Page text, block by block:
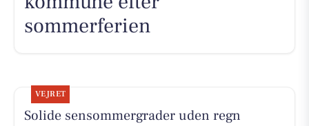
sommerferien
VEJRET
Solide sensommergrader uden regn